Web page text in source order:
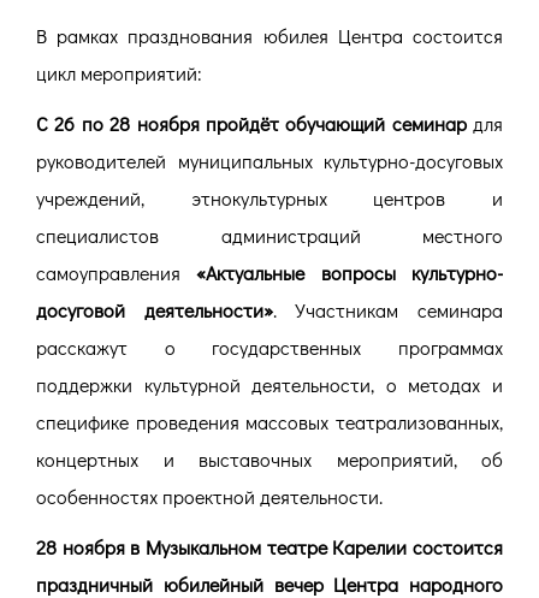
В рамках празднования юбилея Центра состоится
цикл мероприятий:
С 26 по 28 ноября пройдёт обучающий семинардля
руководителей муниципальных культурно-досуговых
учреждений, этнокультурных центров и
специалистов администраций местного
самоуправления«Актуальные вопросы культурно-
досуговой деятельности». Участникам семинара
расскажут о государственных программах
поддержки культурной деятельности, о методах и
специфике проведения массовых театрализованных,
концертных и выставочных мероприятий, об
особенностях проектной деятельности.
28 ноября в Музыкальном театре Карелии состоится
праздничный юбилейный вечер Центра народного